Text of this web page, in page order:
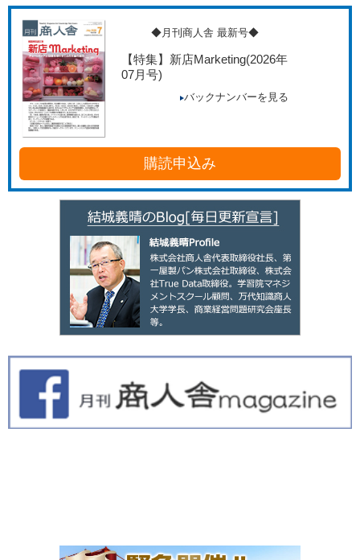
◆月刊商人舎 最新号◆
【特集】新店Marketing(2026年
07月号)
バックナンバーを見る
購読申込み